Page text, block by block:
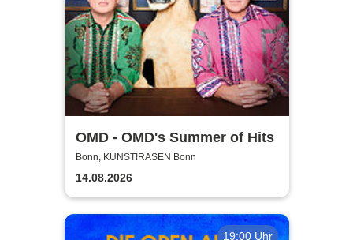
OMD - OMD's Summer of Hits
Bonn, KUNST!RASEN Bonn
14.08.2026
19:00 Uhr